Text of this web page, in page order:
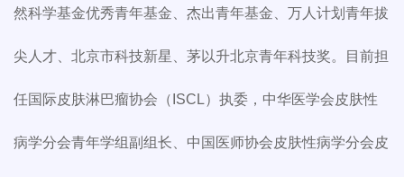
然科学基金优秀青年基金、杰出青年基金、万人计划青年拔
尖人才、北京市科技新星、茅以升北京青年科技奖。目前担
任国际皮肤淋巴瘤协会（ISCL）执委，中华医学会皮肤性
病学分会青年学组副组长、中国医师协会皮肤性病学分会皮